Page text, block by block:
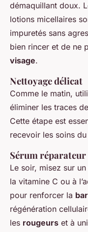
démaquillant doux.
lotions micellaires
impuretés sans
bien rincer et de ne
visage.
Nettoyage délicat
Comme le matin,
éliminer les traces
Cette étape est
recevoir les soins
Sérum réparateur
Le soir, misez sur un
la vitamine C ou à
pour renforcer la
régénération
les rougeurs et à